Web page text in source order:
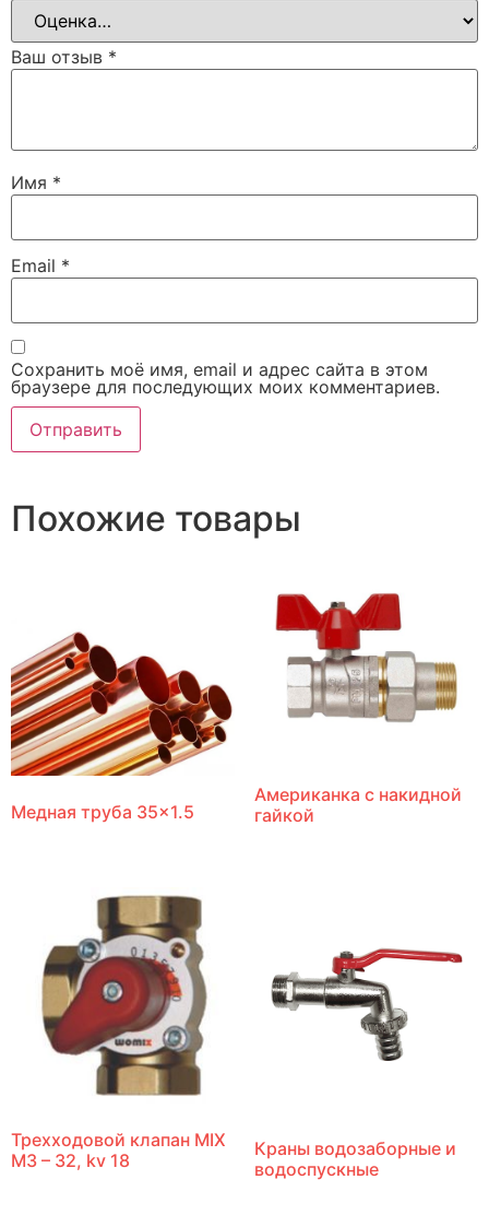
Ваш отзыв *
Имя *
Email *
Сохранить моё имя, email и адрес сайта в этом
браузере для последующих моих комментариев.
Похожие товары
Медная труба 35×1.5
Американка с накидной
гайкой
Трехходовой клапан MIX
M3 – 32, kv 18
Краны водозаборные и
водоспускные